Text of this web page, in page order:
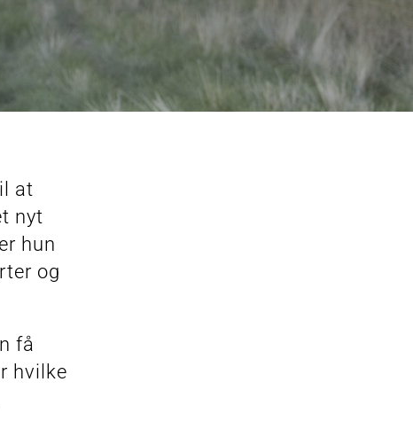
at
nyt
hun
og
få
hvilke